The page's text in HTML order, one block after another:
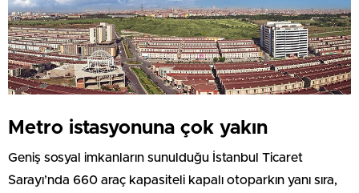
Metro istasyonuna çok yakın
Geniş sosyal imkanların sunulduğu İstanbul Ticaret
Sarayı’nda 660 araç kapasiteli kapalı otoparkın yanı sıra,